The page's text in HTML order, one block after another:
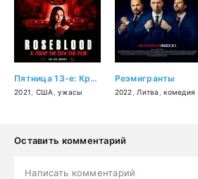
Пятница 13-е: Кровь Роуз
2021 США ,ужасы
Реэмигранты
2022 Литва ,комедия
Оставить комментарий
Написать комментарий